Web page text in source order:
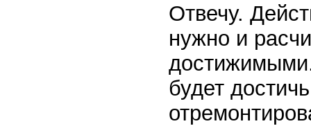
Отвечу.
нужно и
будет